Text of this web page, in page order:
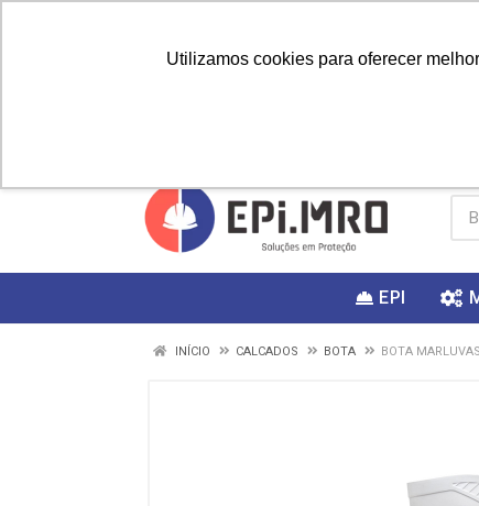
Utilizamos cookies para oferecer
EPI
INÍCIO CALCADOS BOTA BOTA